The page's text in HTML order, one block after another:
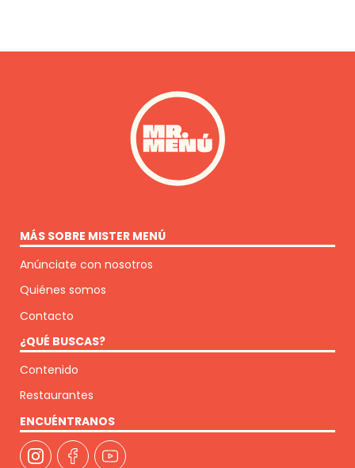
MÁS SOBRE MISTER MENÚ
Anúnciate con nosotros
Quiénes somos
Contacto
¿QUÉ BUSCAS?
Contenido
Restaurantes
ENCUÉNTRANOS